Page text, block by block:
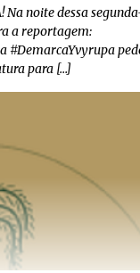
Na noite dessa
a reportagem:
#DemarcaYvyrupa
para […]